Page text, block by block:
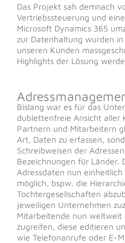
Das Projekt sah demnach
Vertriebssteuerung und
Microsoft Dynamics 365
zur Datenhaltung wurden
unseren Kunden
Highlights der Lösung
Bislang war es für das
dublettenfreie Ansicht aller
Partnern und Mitarbeitern
Art, Daten zu erfassen,
Schreibweisen der
Bezeichnungen für Länder.
Adressdaten nun
möglich, bspw. die
Tochtergesellschaften
jeweiligen Unternehmen
Mitarbeitende nun
zugreifen, diese editieren
wie Telefonanrufe oder E-